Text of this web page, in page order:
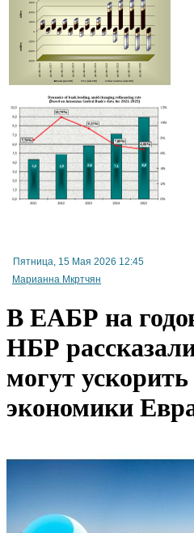
Первенство в экспорте из Армении
машины и механизмы
кабмином Армении поправки в законе "О
себе ряд проблемных вопросов
Пятница, 15 Мая 2026 12:45
Марианна Мкртчян
В ЕАБР на
НБР
могут ускорить
экономики